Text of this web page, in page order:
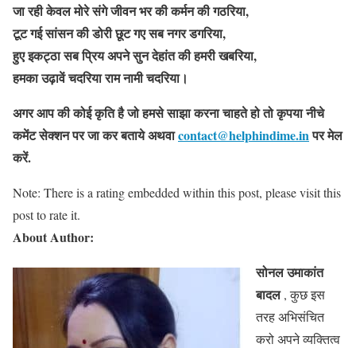
जा रही केवल मोरे संगे जीवन भर की कर्मन की गठरिया,
टूट गई सांसन की डोरी छूट गए सब नगर डगरिया,
हुए इकट्ठा सब प्रिय अपने सुन देहांत की हमरी खबरिया,
हमका उढ़ावें चदरिया राम नामी चदरिया।
अगर आप की कोई कृति है जो हमसे साझा करना चाहते हो तो कृपया नीचे
कमेंट सेक्शन पर जा कर बतायेअथवाcontact@helphindime.inपर मेल
करें.
Note: There is a rating embedded within this post, please visit this
post to rate it.
About Author:
सोनल उमाकांत
बादल, कुछ इस
तरह अभिसंचित
करो अपने व्यक्तित्व